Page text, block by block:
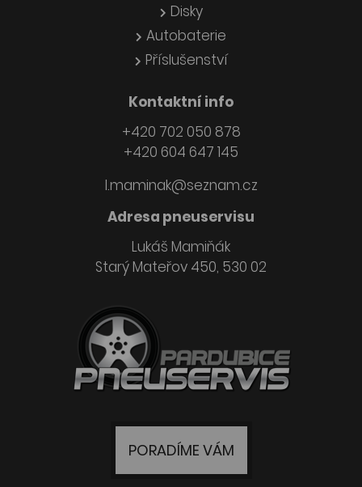
Disky
Autobaterie
Příslušenství
Kontaktní info
+420 702 050 878
+420 604 647 145
l.maminak@seznam.cz
Adresa pneuservisu
Lukáš Mamiňák
Starý Mateřov 450, 530 02
PORADÍME VÁM